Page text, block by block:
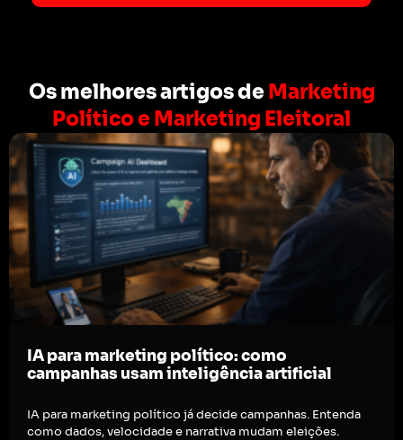
Os melhores artigos deMarketing
Político e Marketing Eleitoral
IA para marketing político: como
campanhas usam inteligência artificial
IA para marketing político já decide campanhas. Entenda
como dados, velocidade e narrativa mudam eleições.